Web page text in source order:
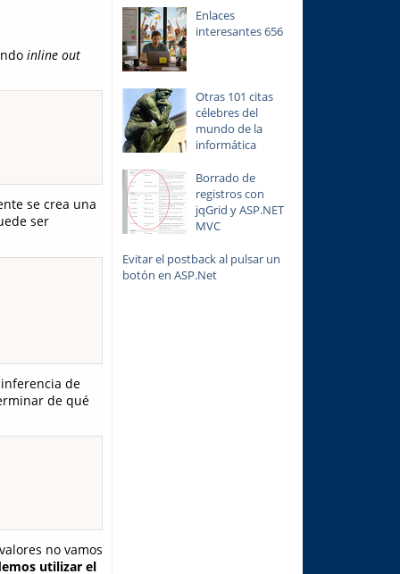
inline out
se crea una
ser
de
de qué
no vamos
utilizar el
Enlaces
interesantes 656
Otras 101 citas
célebres del
mundo de la
informática
Borrado de
registros con
jqGrid y ASP.NET
MVC
Evitar el postback al pulsar un
botón en ASP.Net